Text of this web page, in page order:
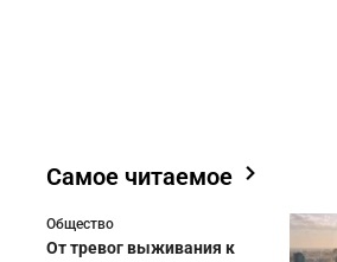
Самое читаемое
Общество
От тревог выживания к